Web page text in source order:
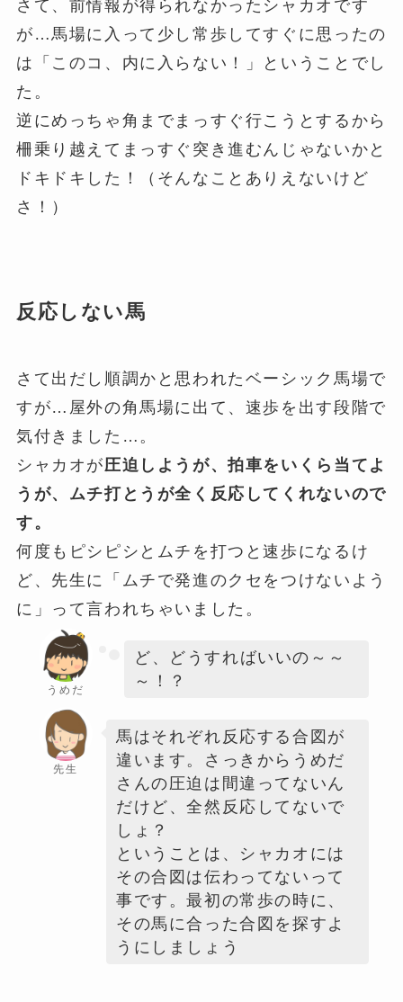
さて、前情報が得られなかったシャカオです
が…馬場に入って少し常歩してすぐに思ったの
は「このコ、内に入らない！」ということでし
た。
逆にめっちゃ角までまっすぐ行こうとするから
柵乗り越えてまっすぐ突き進むんじゃないかと
ドキドキした！（そんなことありえないけど
さ！）
反応しない馬
さて出だし順調かと思われたベーシック馬場で
すが…屋外の角馬場に出て、速歩を出す段階で
気付きました…。
シャカオが圧迫しようが、拍車をいくら当てよ
うが、ムチ打とうが全く反応してくれないので
す。
何度もピシピシとムチを打つと速歩になるけ
ど、先生に「ムチで発進のクセをつけないよう
に」って言われちゃいました。
うめだ
ど、どうすればいいの～～
～！？
先生
馬はそれぞれ反応する合図が
違います。さっきからうめだ
さんの圧迫は間違ってないん
だけど、全然反応してないで
しょ？
ということは、シャカオには
その合図は伝わってないって
事です。最初の常歩の時に、
その馬に合った合図を探すよ
うにしましょう